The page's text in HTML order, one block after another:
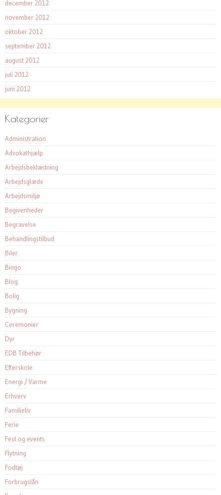
december 2012
november 2012
oktober 2012
september 2012
august 2012
juli 2012
juni 2012
Kategorier
Administration
Advokathjælp
Arbejdsbeklædning
Arbejdsglæde
Arbejdsmiljø
Begivenheder
Begravelse
Behandlingstilbud
Biler
Bingo
Blog
Bolig
Bygning
Ceremonier
Dyr
EDB Tilbehør
Efterskole
Energi / Varme
Erhverv
Familieliv
Ferie
Fest og events
Flytning
Fodtøj
Forbrugslån